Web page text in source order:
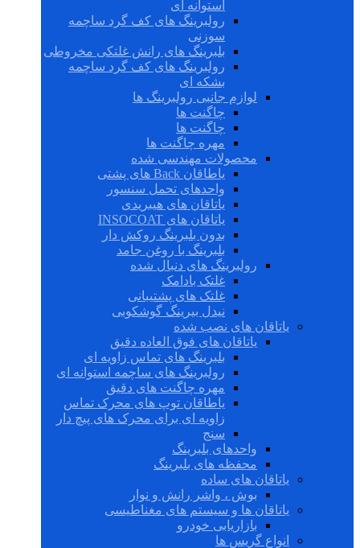
استوانه ای
رولبرینگ های کف گرد ساچمه
سوزنی
بلبرینگ های رانش غلتکی مخروطی
رولبرینگ های کف گرد ساچمه
بشکه ای
لوازم جانبی رولبرینگ ها
چاگنت ها
چاگنت ها
مهره چاگنت ها
محصولات مهندسی شده
یاطاقان Back های پشتی
واحدهای تحمل سنسور
یاتاقان های هیبریدی
یاتاقان های INSOCOAT
بدون بلبرینگ روکش دار
بلبرینگ با روغن جامد
رولبرینگ های دنبال شده
غلتک بادامک
غلتک های پشتیبانی
نیدل بیرینگ گوشکوبی
یاتاقان های نصب شده
یاتاقان های فوق العاده دقیق
بلبرینگ های تماس زاویه ای
رولبرینگ های ساچمه استوانه ای
مهره چاگنت های دقیق
یاطاقان توپ های محرک تماس
زاویه ای برای محرک های پیچ دار
سنج
واحدهای بلبرینگ
محفظه های بلبرینگ
یاتاقان های ساده
بوش ، واشر رانش و نوار
یاتاقان ها و سیستم های مغناطیسی
بازاریابی خودرو
انواع گریس ها